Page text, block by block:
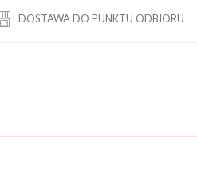
DOSTAWA DO PUNKTU ODBIORU